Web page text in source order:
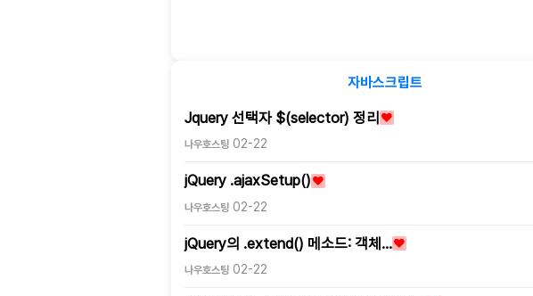
자바스크립트
Jquery 선택자 $(selector) 정리
나우호스팅 02-22
jQuery .ajaxSetup()
나우호스팅 02-22
jQuery의 .extend() 메소드: 객체…
나우호스팅 02-22